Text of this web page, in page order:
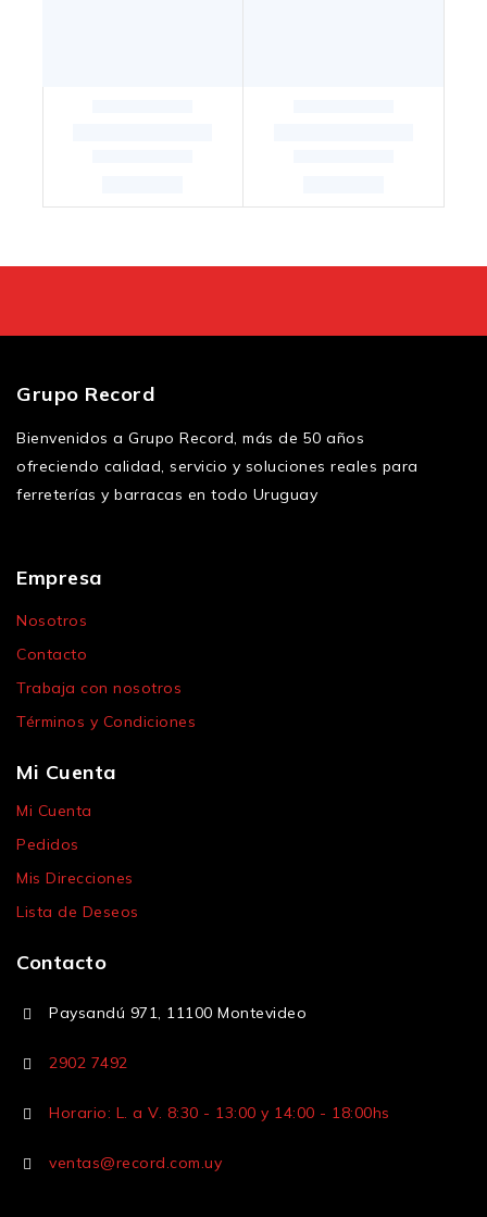
Grupo Record
Bienvenidos a Grupo Record, más de 50 años
ofreciendo calidad, servicio y soluciones reales para
ferreterías y barracas en todo Uruguay
Empresa
Nosotros
Contacto
Trabaja con nosotros
Términos y Condiciones
Mi Cuenta
Mi Cuenta
Pedidos
Mis Direcciones
Lista de Deseos
Contacto
Paysandú 971, 11100 Montevideo
2902 7492
Horario: L. a V. 8:30 - 13:00 y 14:00 - 18:00hs
ventas@record.com.uy